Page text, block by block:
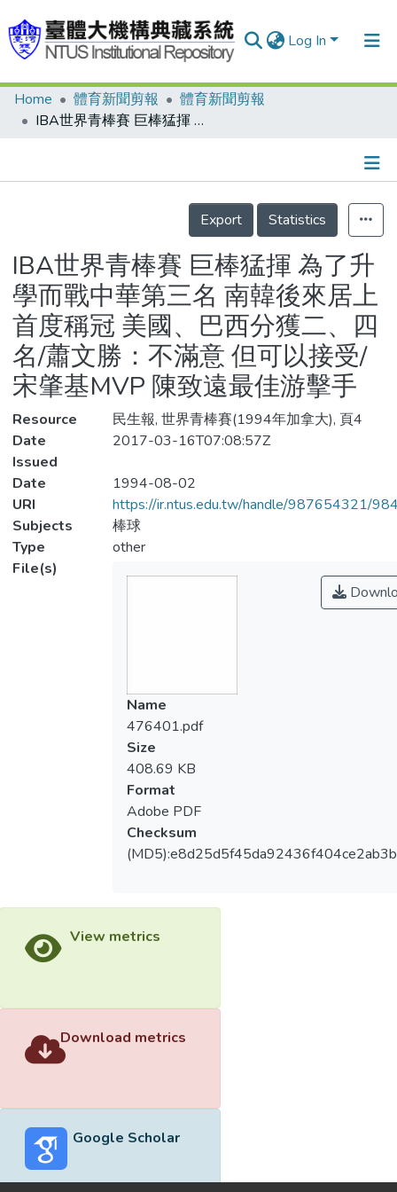
Log In
Communities & Collections
Statistics
Home 體育新聞剪報
體育新聞剪報
IBA世界青棒賽 巨棒猛揮 為了升學而戰中華第三名 南韓後來居上首度稱冠 美國、巴西分獲二、四名/蕭文勝：不滿意 但可以接受/宋肇基MVP 陳致遠最佳游擊手
Details
Export
Statistics
IBA世界青棒賽 巨棒猛揮 為了升
學而戰中華第三名 南韓後來居上
首度稱冠 美國、巴西分獲二、四
名/蕭文勝：不滿意 但可以接受/
宋肇基MVP 陳致遠最佳游擊手
Resource
民生報, 世界青棒賽(1994年加拿大), 頁4
Date
Issued
2017-03-16T07:08:57Z
Date
1994-08-02
URI
https://ir.ntus.edu.tw/handle/987654321/
Subjects
棒球
Type
other
File(s)
Name
476401.pdf
Size
408.69 KB
Format
Adobe PDF
Checksum
View metrics
Download metrics
Google Scholar